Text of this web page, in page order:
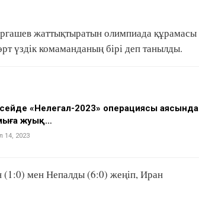
жаттықтыратын олимпиада құрамасы
үздік комаманданың бірі деп танылды.
«Нелегал-2023» операциясы аясында
жуық…
14, 2023
(1:0) мен Непалды (6:0) жеңіп, Иран